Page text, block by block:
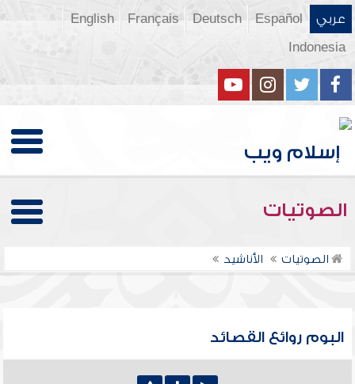
عربي Español
Deutsch
Français
English
Indonesia
الصوتيات
الصوتيات الأناشيد
البوم روائع القصائد